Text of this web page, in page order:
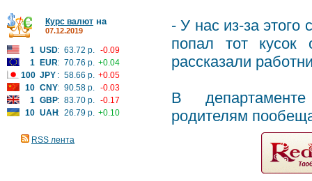
Курс валют на
07.12.2019
1 USD: 63.72 р. -0.09
1
EUR: 70.76 р. +0.04
100 JPY : 58.66 р. +0.05
10 CNY: 90.58 р. -0.03
1 GBP: 83.70 р. -0.17
10 UAH: 26.79 р. +0.10
RSS лента
- У нас из-за этого
попал тот
рассказали
В департаменте
родителям